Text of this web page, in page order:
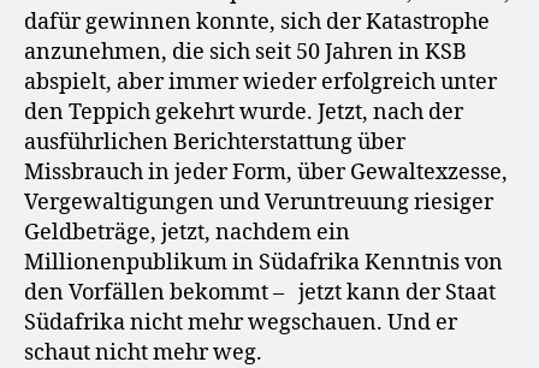
dafür gewinnen konnte, sich der Katastrophe
anzunehmen, die sich seit 50 Jahren in KSB
abspielt, aber immer wieder erfolgreich unter
den Teppich gekehrt wurde. Jetzt, nach der
ausführlichen Berichterstattung über
Missbrauch in jeder Form, über Gewaltexzesse,
Vergewaltigungen und Veruntreuung riesiger
Geldbeträge, jetzt, nachdem ein
Millionenpublikum in Südafrika Kenntnis von
den Vorfällen bekommt – jetzt kann der Staat
Südafrika nicht mehr wegschauen. Und er
schaut nicht mehr weg.